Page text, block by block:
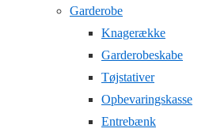
Garderobe
Knagerække
Garderobeskabe
Tøjstativer
Opbevaringskasse
Entrebænk